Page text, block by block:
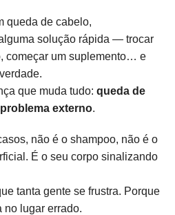
queda de cabelo,
solução rápida — trocar
começar um suplemento… e
que muda tudo:queda de
externo.
não é o shampoo, não é o
É o seu corpo sinalizando
tanta gente se frustra. Porque
no lugar errado.